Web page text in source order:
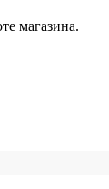
магазина.